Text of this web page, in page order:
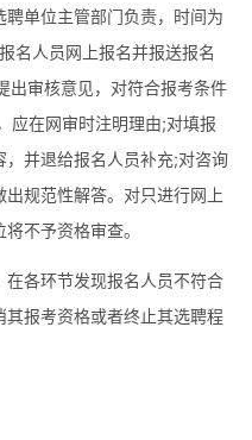
单位主管部门负责，时间为
名人员网上报名并报送报名
出审核意见，对符合报考条件
应在网审时注明理由;对填报
并退给报名人员补充;对咨询
规范性解答。对只进行网上
不予资格审查。
各环节发现报名人员不符合
报考资格或者终止其选聘程